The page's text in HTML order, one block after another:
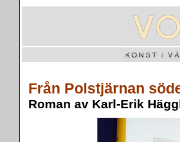
Från Polstjärnan
Roman av Karl-Erik